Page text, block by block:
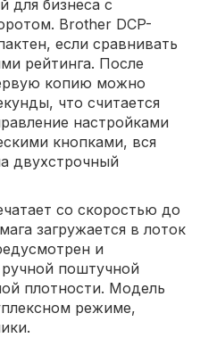
для бизнеса с
Brother DCP-
если сравнивать
рейтинга. После
копию можно
что считается
настройками
кнопками, вся
двухстрочный
со скоростью до
загружается в лоток
и
поштучной
плотности. Модель
режиме,